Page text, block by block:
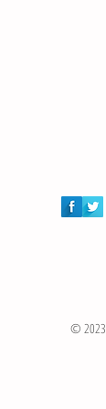
© 2023